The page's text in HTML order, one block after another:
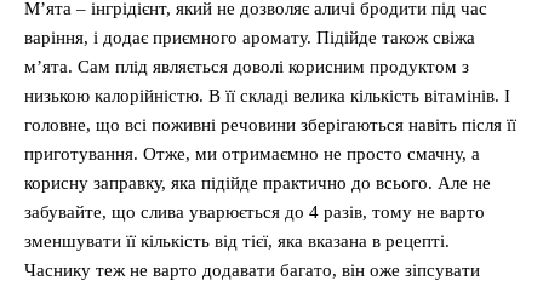
М’ята – інгрідієнт, який не дозволяє аличі бродити під час
варіння, і додає приємного аромату. Підійде також свіжа
м’ята. Сам плід являється доволі корисним продуктом з
низькою калорійністю. В її складі велика кількість вітамінів. І
головне, що всі поживні речовини зберігаються навіть після її
приготування. Отже, ми отримаємно не просто смачну, а
корисну заправку, яка підійде практично до всього. Але не
забувайте, що слива уварюється до 4 разів, тому не варто
зменшувати її кількість від тієї, яка вказана в рецепті.
Часнику теж не варто додавати багато, він оже зіпсувати